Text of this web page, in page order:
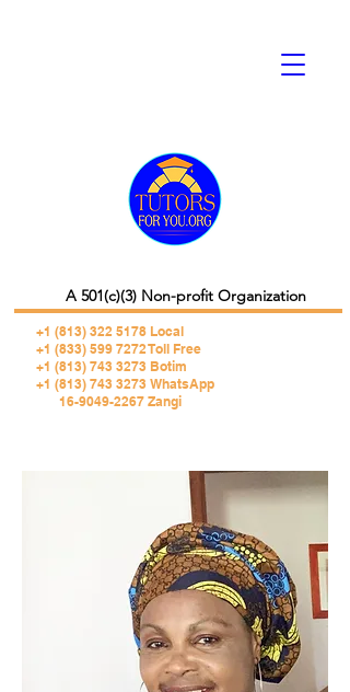
+1 (813) 322 5178 Local
+1 (833) 599 7272 Toll Free
+1 (813) 743 3273 Botim
+1 (813) 743 3273 WhatsApp
16-9049-2267 Zangi
A 501(c)(3) Non-profit Organization